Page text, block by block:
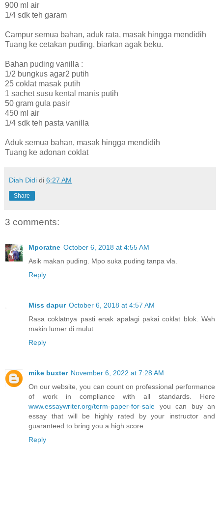
900 ml air
1/4 sdk teh garam
Campur semua bahan, aduk rata, masak hingga mendidih
Tuang ke cetakan puding, biarkan agak beku.
Bahan puding vanilla :
1/2 bungkus agar2 putih
25 coklat masak putih
1 sachet susu kental manis putih
50 gram gula pasir
450 ml air
1/4 sdk teh pasta vanilla
Aduk semua bahan, masak hingga mendidih
Tuang ke adonan coklat
Diah Didi di 6:27 AM
Share
3 comments:
Mporatne October 6, 2018 at 4:55 AM
Asik makan puding. Mpo suka puding tanpa vla.
Reply
Miss dapur October 6, 2018 at 4:57 AM
Rasa coklatnya pasti enak apalagi pakai coklat blok. Wah
makin lumer di mulut
Reply
mike buxter November 6, 2022 at 7:28 AM
On our website, you can count on professional performance
of work in compliance with all standards. Here
www.essaywriter.org/term-paper-for-sale you can buy an
essay that will be highly rated by your instructor and
guaranteed to bring you a high score
Reply